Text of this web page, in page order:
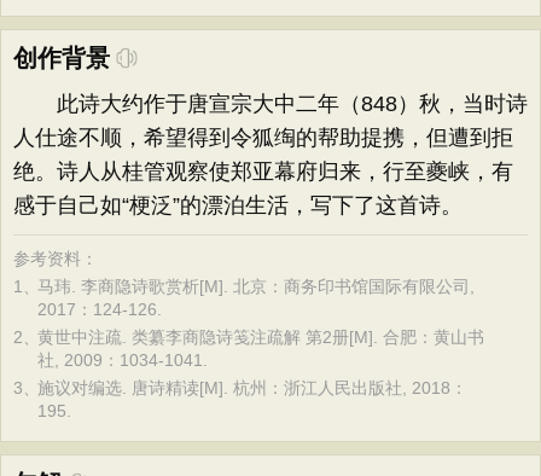
创作背景
此诗大约作于唐宣宗大中二年（848）秋，当时诗
人仕途不顺，希望得到令狐绹的帮助提携，但遭到拒
绝。诗人从桂管观察使郑亚幕府归来，行至夔峡，有
感于自己如“梗泛”的漂泊生活，写下了这首诗。
参考资料：
1、马玮. 李商隐诗歌赏析[M]. 北京：商务印书馆国际有限公司,
2017：124-126.
2、黄世中注疏. 类纂李商隐诗笺注疏解 第2册[M]. 合肥：黄山书
社, 2009：1034-1041.
3、施议对编选. 唐诗精读[M]. 杭州：浙江人民出版社, 2018：
195.